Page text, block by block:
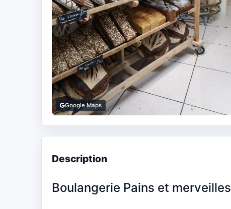
Google Maps
Description
Boulangerie Pains et merveilles